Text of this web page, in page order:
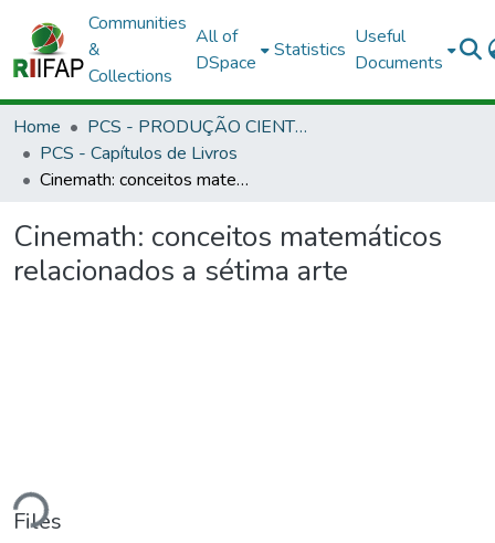
Communities
&
Collections
All of
DSpace
Statistics
Useful
Documents
Home
PCS - PRODUÇÃO CIENTÍFICA DOS SERVIDORES
PCS - Capítulos de Livros
Cinemath: conceitos matemáticos relacionados a sétima arte
Cinemath: conceitos matemáticos
relacionados a sétima arte
Files